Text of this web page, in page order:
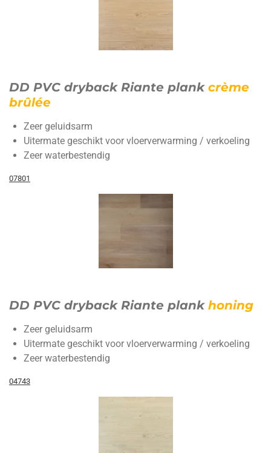
DD PVC dryback Riante plank crème
brûlée
Zeer geluidsarm
Uitermate geschikt voor vloerverwarming / verkoeling
Zeer waterbestendig
07801
DD PVC dryback Riante plank honing
Zeer geluidsarm
Uitermate geschikt voor vloerverwarming / verkoeling
Zeer waterbestendig
04743